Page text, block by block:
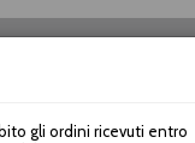
gli ordini ricevuti entro